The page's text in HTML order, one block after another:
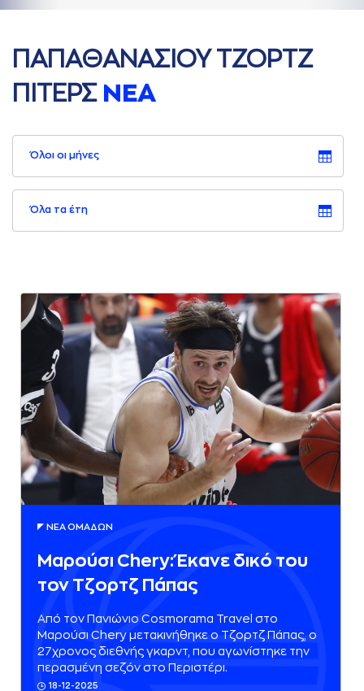
ΠAΠAΘAΝAΣΙΟΥ ΤΖΟΡΤΖ
ΠΙΤΕΡΣ ΝΕA
Όλοι οι μήνες
Όλα τα έτη
18-12-2025
ΝΕA ΟΜAΔΩΝ
Μαρούσι Chery: Έκανε δικό του
τον Τζορτζ Πάπας
Από τον Πανιώνιο Cosmorama Travel στο
Μαρούσι Chery μετακινήθηκε ο Τζορτζ Πάπας, ο
27χρονος διεθνής γκαρντ, που αγωνίστηκε την
περασμένη σεζόν στο Περιστέρι.